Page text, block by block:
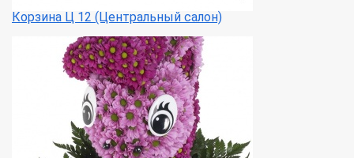
Корзина Ц 12 (Центральный салон)